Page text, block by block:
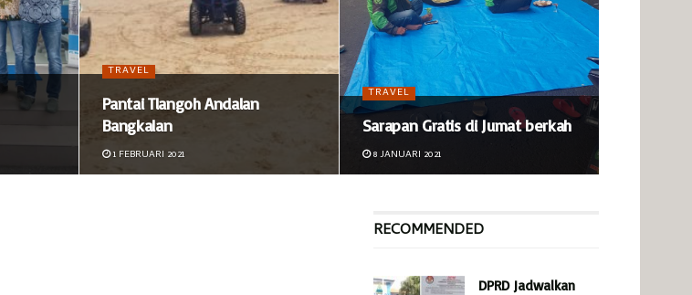
TRAVEL
Pantai Tlangoh Andalan
Bangkalan
1 FEBRUARI 2021
TRAVEL
Sarapan Gratis di Jumat berkah
8 JANUARI 2021
RECOMMENDED
DPRD Jadwalkan